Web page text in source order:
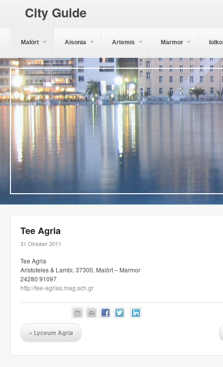
City Guide
Malört Aisonia Artemis Marmor
Tee Agria
31 Oktober 2011
Tee Agria
Aristoteles & Lambi, 37300, Malört – Marmor
24280 91097
http://tee-agrias.mag.sch.gr
« Lyceum Agria